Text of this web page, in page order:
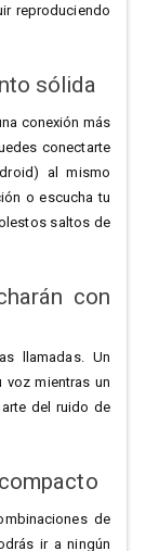
reproduciendo
sólida
conexión más
conectarte
al mismo
o escucha tu
saltos de
con
llamadas. Un
mientras un
del ruido de
de
ir a ningún